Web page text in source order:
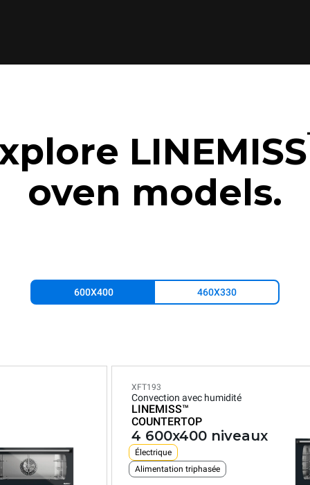
LINEMISS
oven models.
600X400 460X330
XFT193
Convection avec humidité
LINEMISS™
COUNTERTOP
4 600x400 niveaux
Électrique
Alimentation triphasée